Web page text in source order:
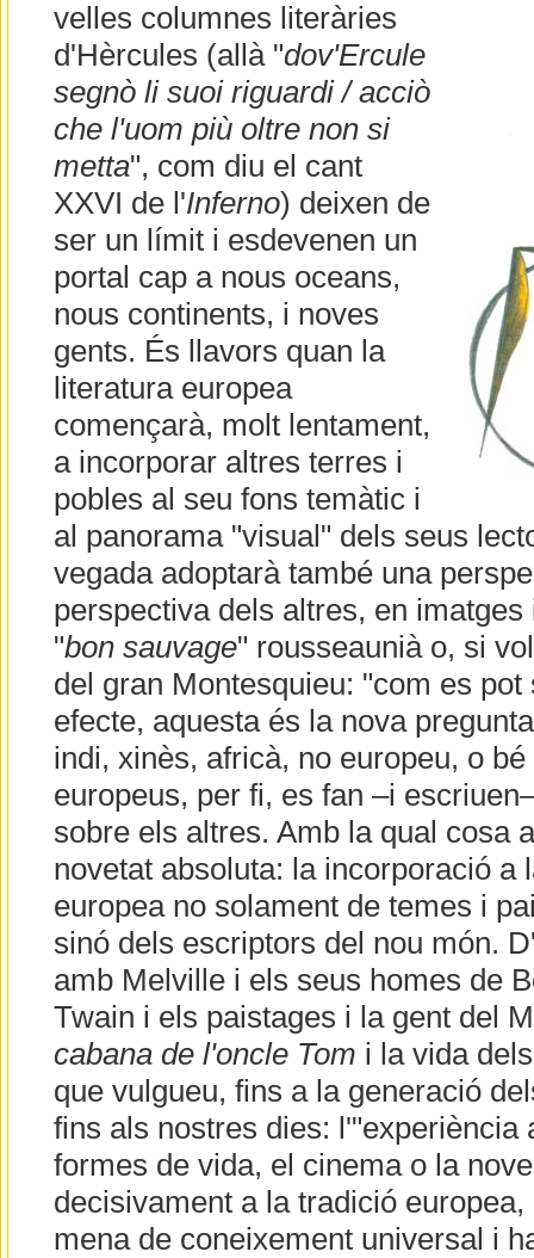
velles columnes literàries
d'Hèrcules (allà "dov'Ercule
segnò li suoi riguardi / acciò
che l'uom più oltre non si
metta", com diu el cant
XXVI de l'Inferno) deixen de
ser un límit i esdevenen un
portal cap a nous oceans,
nous continents, i noves
gents. És llavors quan la
literatura europea
començarà, molt lentament,
a incorporar altres terres i
pobles al seu fons temàtic i
al panorama "visual" dels seus
vegada adoptarà també una
perspectiva dels altres, en
"bon sauvage" rousseaunià o, si
del gran Montesquieu: "com es pot
efecte, aquesta és la nova
indi, xinès, africà, no europeu, o
europeus, per fi, es fan –i
sobre els altres. Amb la qual cosa
novetat absoluta: la incorporació a
europea no solament de temes i
sinó dels escriptors del nou món.
amb Melville i els seus homes de
Twain i els paistages i la gent del
cabana de l'oncle Tom i la vida
que vulgueu, fins a la generació
fins als nostres dies: l'"experiència
formes de vida, el cinema o la
decisivament a la tradició
mena de coneixement universal i